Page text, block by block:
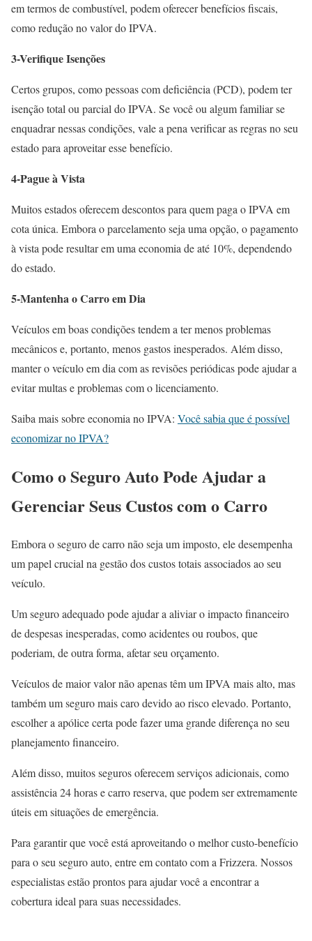
em termos de combustível, podem oferecer benefícios fiscais,
como redução no valor do IPVA.
3-Verifique Isenções
Certos grupos, como pessoas com deficiência (PCD), podem ter
isenção total ou parcial do IPVA. Se você ou algum familiar se
enquadrar nessas condições, vale a pena verificar as regras no seu
estado para aproveitar esse benefício.
4-Pague à Vista
Muitos estados oferecem descontos para quem paga o IPVA em
cota única. Embora o parcelamento seja uma opção, o pagamento
à vista pode resultar em uma economia de até 10%, dependendo
do estado.
5-Mantenha o Carro em Dia
Veículos em boas condições tendem a ter menos problemas
mecânicos e, portanto, menos gastos inesperados. Além disso,
manter o veículo em dia com as revisões periódicas pode ajudar a
evitar multas e problemas com o licenciamento.
Saiba mais sobre economia no IPVA: Você sabia que é possível
economizar no IPVA?
Como o Seguro Auto Pode Ajudar a
Gerenciar Seus Custos com o Carro
Embora o seguro de carro não seja um imposto, ele desempenha
um papel crucial na gestão dos custos totais associados ao seu
veículo.
Um seguro adequado pode ajudar a aliviar o impacto financeiro
de despesas inesperadas, como acidentes ou roubos, que
poderiam, de outra forma, afetar seu orçamento.
Veículos de maior valor não apenas têm um IPVA mais alto, mas
também um seguro mais caro devido ao risco elevado. Portanto,
escolher a apólice certa pode fazer uma grande diferença no seu
planejamento financeiro.
Além disso, muitos seguros oferecem serviços adicionais, como
assistência 24 horas e carro reserva, que podem ser extremamente
úteis em situações de emergência.
Para garantir que você está aproveitando o melhor custo-benefício
para o seu seguro auto, entre em contato com a Frizzera. Nossos
especialistas estão prontos para ajudar você a encontrar a
cobertura ideal para suas necessidades.